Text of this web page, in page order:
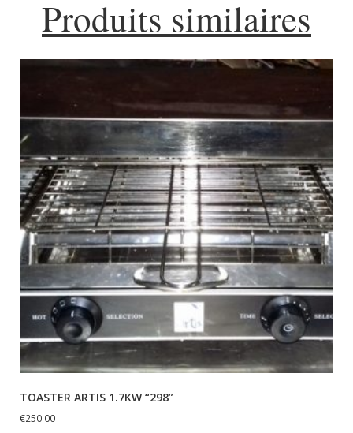
Produits similaires
TOASTER ARTIS 1.7KW “298”
€250.00